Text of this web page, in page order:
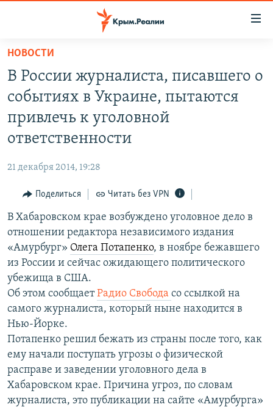
Вернуться
основному
содержанию
главной
Вернутся
поиску
СПЕЦПРОЕКТЫ
ИНТЕРАКТИВ
ИНФОГРАФИКА
ТЕЛЕПРОЕКТ КРЫМ.РЕАЛИИ
СОВЕТЫ ПРАВОЗАЩИТНИКОВ
ПРОПАВШИЕ БЕЗ ВЕСТИ
ПОБЕДИТЕЛЕЙ НЕ СУДЯТ?
КРЫМ.НЕПОКОРЕННЫЙ
ELIFBE
УКРАИНСКАЯ ПРОБЛЕМА КРЫМА
РАДІО СВОБОДА
КАК ОБОЙТИ БЛОКИРОВКУ
Українською
Qırımtatar
ПРИСОЕДИНЯЙТЕСЬ!
Все сайты RFE/RL
НОВОСТИ
В России журналиста, писавшего о
событиях в Украине, пытаются
привлечь к уголовной
ответственности
21 декабря 2014, 19:28
Поделиться Читать без VPN
В Хабаровском крае возбуждено уголовное дело в
отношении редактора независимого издания
«Амурбург» Олега Потапенко, в ноябре бежавшего
из России и сейчас ожидающего политического
убежища в США.
Об этом сообщаетРадио Свобода со ссылкой на
самого журналиста, который ныне находится в
Нью-Йорке.
Потапенко решил бежать из страны после того, как
ему начали поступать угрозы о физической
расправе и заведении уголовного дела в
Хабаровском крае. Причина угроз, по словам
журналиста, это публикации на сайте «Амурбурга»